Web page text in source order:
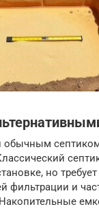
септиком
но
фильтрации и